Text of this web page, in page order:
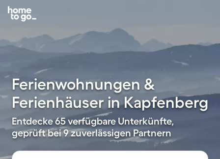
Ferienwohnungen &
Ferienhäuser in Kapfenberg
Entdecke 65 verfügbare Unterkünfte,
geprüft bei 9 zuverlässigen Partnern